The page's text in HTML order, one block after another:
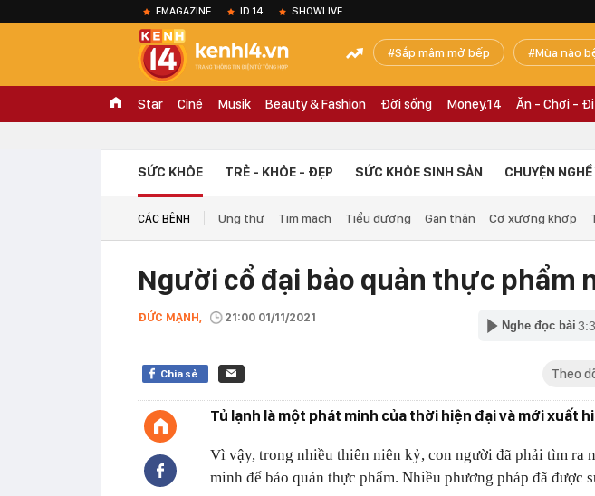
EMAGAZINE ID.14 SHOWLIVE
Sắp mâm mở bếp Mùa nào
Star Ciné Musik Beauty & Fashion Đời sống Money.14 Ăn - Chơi - Đi
SỨC KHỎE TRẺ - KHỎE - ĐẸP SỨC KHỎE SINH SẢN CHUYỆN NGHỀ
CÁC BỆNH Ung thư Tim mạch Tiểu đường Gan thận Cơ xương khớp
Người cổ đại bảo quản thực phẩm
ĐỨC MẠNH, 21:00 01/11/2021
Nghe đọc bài
Chia sẻ Theo
Tủ lạnh là một phát minh của thời hiện đại và mới xuất
Vì vậy, trong nhiều thiên niên kỷ, con người đã phải tìm ra
minh để bảo quản thực phẩm. Nhiều phương pháp đã được